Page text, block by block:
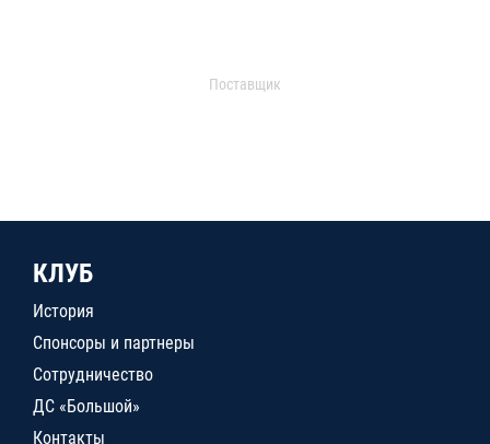
Поставщик
КЛУБ
История
Спонсоры и партнеры
Сотрудничество
ДС «Большой»
Контакты